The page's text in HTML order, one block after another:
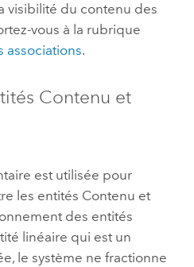
visibilité du contenu des
vous à la rubrique
associations.
Contenu et
est utilisée pour
les entités Contenu et
des entités
linéaire qui est un
le système ne fractionne